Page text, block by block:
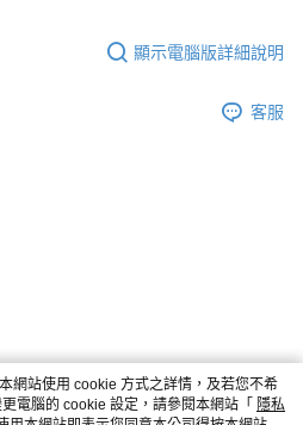
顯示電腦版詳細說明
客服
網站使用 cookie 方式之詳情，及若您不希
電腦的 cookie 設定，請參閱本網站「 隱私